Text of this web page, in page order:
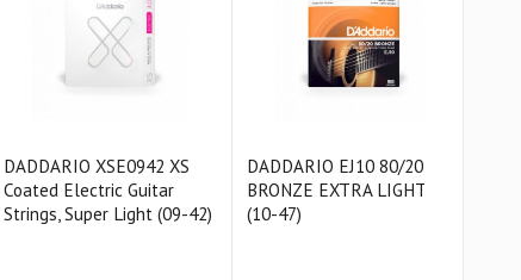
DADDARIO XSE0942 XS
Coated Electric Guitar
Strings, Super Light (09-42)
DADDARIO EJ10 80/20
BRONZE EXTRA LIGHT
(10-47)